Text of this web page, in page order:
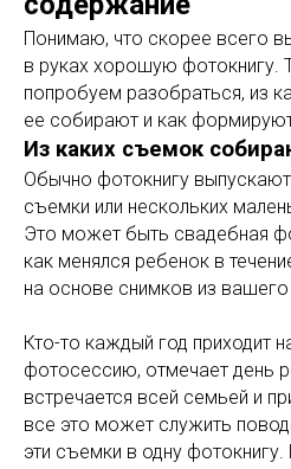
Понимаю, что скорее всего
в руках хорошую фотокнигу.
попробуем разобраться, из
ее собирают и как
Из каких съемок
Обычно фотокнигу
съемки или нескольких
Это может быть свадебная
как менялся ребенок в
на основе снимков из вашего
Кто-то каждый год приходит
фотосессию, отмечает день
встречается всей семьей и
все это может служить
эти съемки в одну